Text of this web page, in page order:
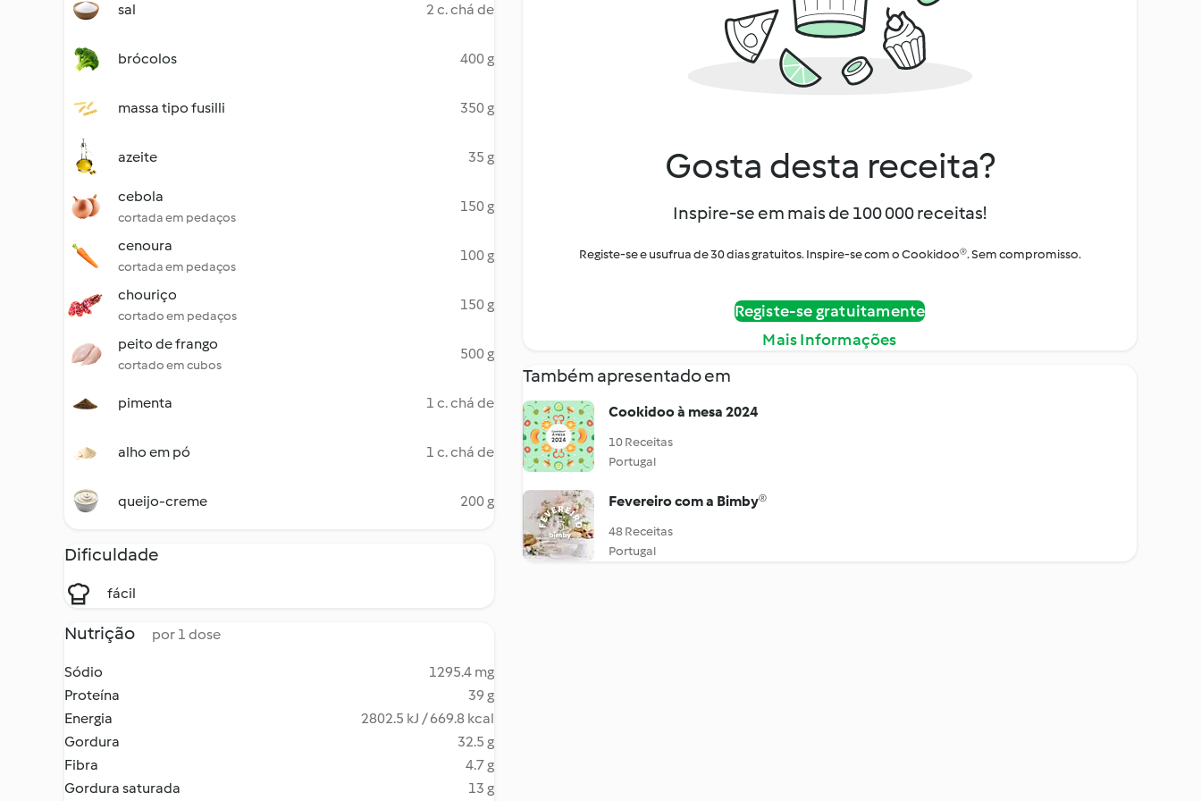
sal 2 c. chá de
brócolos 400 g
massa tipo fusilli 350 g
azeite 35 g
cebola
cortada em pedaços
150 g
cenoura
cortada em pedaços
100 g
chouriço
cortado em pedaços
150 g
peito de frango
cortado em cubos
500 g
pimenta 1 c. chá de
alho em pó 1 c. chá de
queijo-creme 200 g
Dificuldade
fácil
Nutrição por 1 dose
Sódio
1295.4 mg
Proteína
39 g
Energia
2802.5 kJ / 669.8 kcal
Gordura
32.5 g
Fibra
4.7 g
Gordura saturada
13 g
Gosta desta receita?
Inspire-se em mais de 100 000 receitas!
Registe-se e usufrua de 30 dias gratuitos. Inspire-se com o Cookidoo®. Sem compromisso.
Registe-se gratuitamente
Mais Informações
Também apresentado em
Cookidoo à mesa 2024
10 Receitas
Portugal
Fevereiro com a Bimby®
48 Receitas
Portugal